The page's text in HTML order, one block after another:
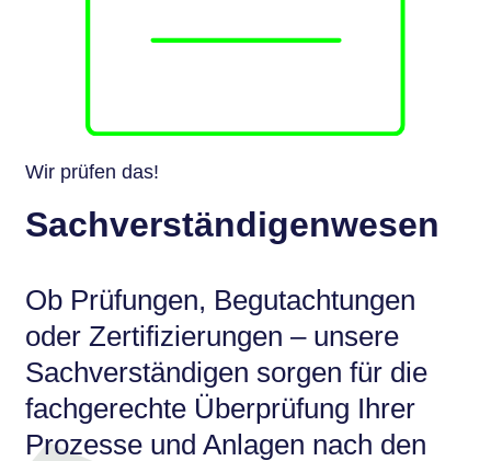
Wir prüfen das!
Sachverständigenwesen
Ob Prüfungen, Begutachtungen
oder Zertifizierungen – unsere
Sachverständigen sorgen für die
fachgerechte Überprüfung Ihrer
Prozesse und Anlagen nach den